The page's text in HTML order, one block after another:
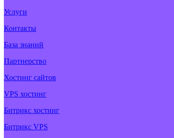
Услуги
Контакты
База знаний
Партнерство
Хостинг сайтов
VPS хостинг
Битрикс хостинг
Битрикс VPS